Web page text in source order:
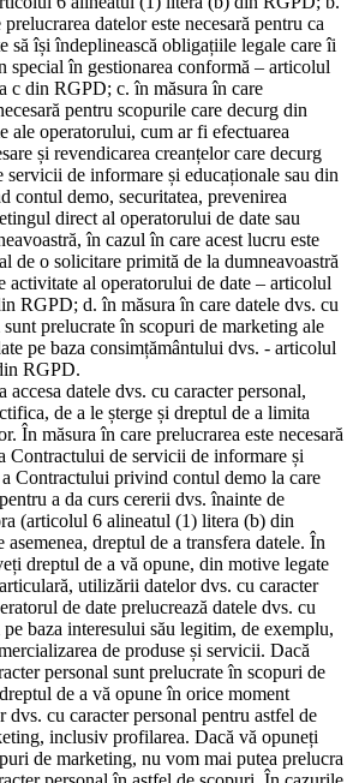
datelor este necesară pentru ca
să își îndeplinească obligațiile legale care îi
special în gestionarea conformă – articolul
c din RGPD; c. în măsura în care
pentru scopurile care decurg din
ale operatorului, cum ar fi efectuarea
și revendicarea creanțelor care decurg
servicii de informare și educaționale sau din
contul demo, securitatea, prevenirea
direct al operatorului de date sau
în cazul în care acest lucru este
de o solicitare primită de la dumneavoastră
activitate al operatorului de date – articolul
RGPD; d. în măsura în care datele dvs. cu
sunt prelucrate în scopuri de marketing ale
pe baza consimțământului dvs. - articolul
RGPD.
accesa datele dvs. cu caracter personal,
de a le șterge și dreptul de a limita
În măsura în care prelucrarea este necesară
Contractului de servicii de informare și
a Contractului privind contul demo la care
a da curs cererii dvs. înainte de
(articolul 6 alineatul (1) litera (b) din
dreptul de a transfera datele. În
dreptul de a vă opune, din motive legate
utilizării datelor dvs. cu caracter
de date prelucrează datele dvs. cu
pe baza interesului său legitim, de exemplu,
de produse și servicii. Dacă
personal sunt prelucrate în scopuri de
de a vă opune în orice moment
dvs. cu caracter personal pentru astfel de
inclusiv profilarea. Dacă vă opuneți
de marketing, nu vom mai putea prelucra